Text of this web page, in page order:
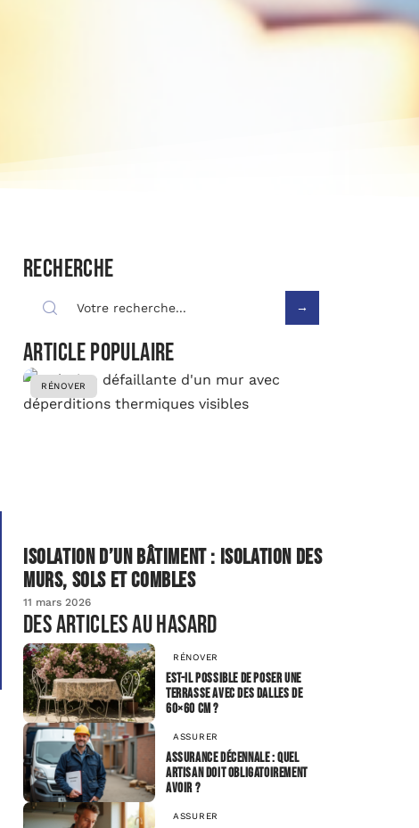
Recherche
Article populaire
RÉNOVER
Isolation d’un bâtiment : isolation des
murs, sols et combles
11 mars 2026
Des articles au hasard
RÉNOVER
Est-il possible de poser une
terrasse avec des dalles de
60×60 cm ?
ASSURER
Assurance décennale : Quel
artisan doit obligatoirement
avoir ?
ASSURER